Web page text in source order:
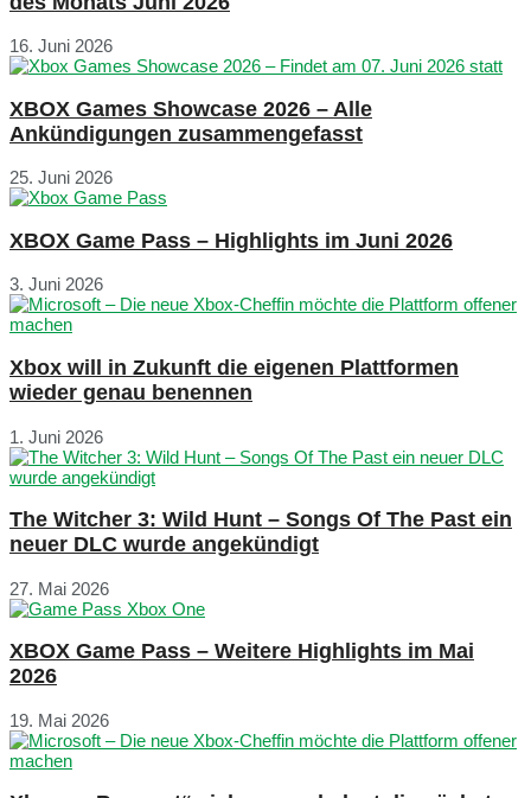
16. Juni 2026
XBOX Games Showcase 2026 – Alle
Ankündigungen zusammengefasst
25. Juni 2026
XBOX Game Pass – Highlights im Juni 2026
3. Juni 2026
Xbox will in Zukunft die eigenen Plattformen
wieder genau benennen
1. Juni 2026
The Witcher 3: Wild Hunt – Songs Of The Past ein
neuer DLC wurde angekündigt
27. Mai 2026
XBOX Game Pass – Weitere Highlights im Mai
2026
19. Mai 2026